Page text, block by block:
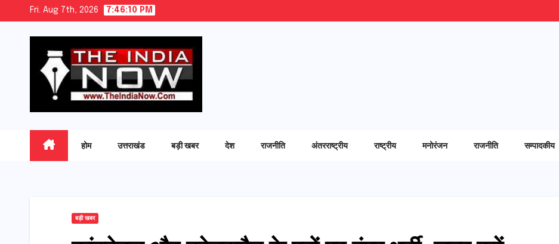
Fri. Aug 7th, 2026 7:46:11 PM
होम उत्तराखंड बड़ी खबर देश राजनीति अंतरराष्ट्रीय राष्ट्रीय मनोरंजन राजनीति सम्पादकीय
बड़ी खबर